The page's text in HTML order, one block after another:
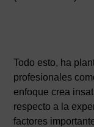
Todo esto, ha
profesionales
enfoque crea
respecto a la
factores